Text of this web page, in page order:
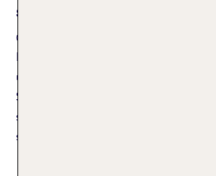
schönsten Strände
07.09.2023
Feiner Sand, kristallklares Wasser,
und Sonne satt – wer träumt nicht
Sandstrand? Wir zeigen Dir, wo Du
schönsten Strände findest und was
sind. Entdecke unsere TOP 6.